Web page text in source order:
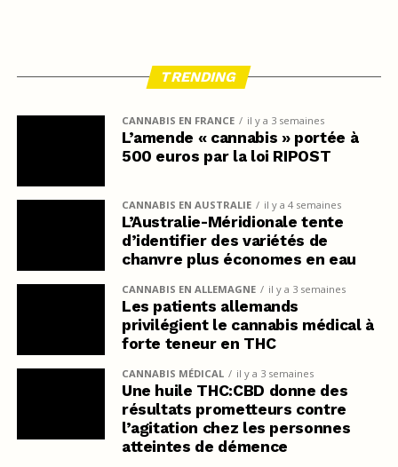
TRENDING
CANNABIS EN FRANCE il y a 3 semaines
L’amende « cannabis » portée à
500 euros par la loi RIPOST
CANNABIS EN AUSTRALIE il y a 4 semaines
L’Australie-Méridionale tente
d’identifier des variétés de
chanvre plus économes en eau
CANNABIS EN ALLEMAGNE il y a 3 semaines
Les patients allemands
privilégient le cannabis médical à
forte teneur en THC
CANNABIS MÉDICAL il y a 3 semaines
Une huile THC:CBD donne des
résultats prometteurs contre
l’agitation chez les personnes
atteintes de démence